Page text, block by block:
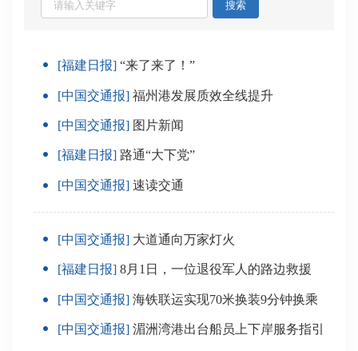
搜索
[福建日报] “来了来了！”
[中国交通报] 福州港发展质效全线提升
[中国交通报] 图片新闻
[福建日报] 路通“大下党”
[中国交通报] 速读交通
[中国交通报] 大道通向万家灯火
[福建日报] 8月1日，一位退役军人的路边救援
[中国交通报] 海铁联运实现70米换装9分钟换乘
[中国交通报] 湄洲湾港出台船员上下岸服务指引